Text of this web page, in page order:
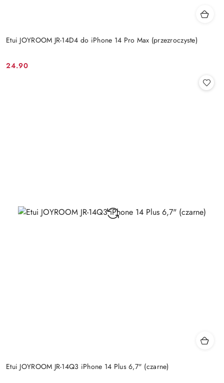
Etui JOYROOM JR-14D4 do iPhone 14 Pro Max (przezroczyste)
Cena:
24.90
Etui JOYROOM JR-14Q3 iPhone 14 Plus 6,7" (czarne)